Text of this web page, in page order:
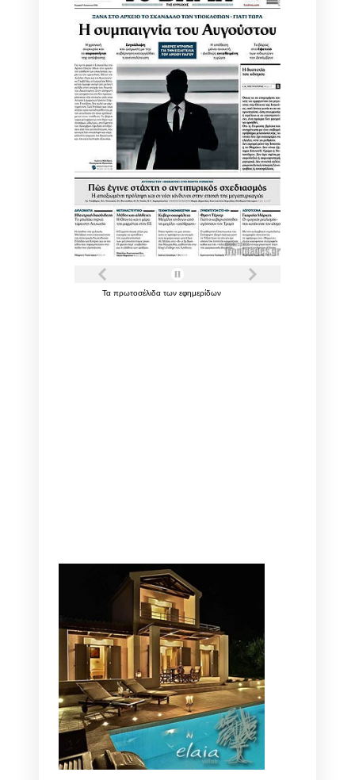
Τα πρωτοσέλιδα των εφημερίδων